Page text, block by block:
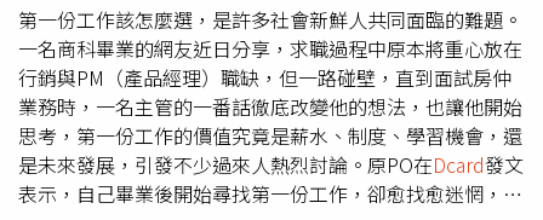
擔更多奢侈開銷，更別說存下購屋頭期款，因此忍不住感
嘆：「照這樣下去，真的還有辦法買房嗎？」然而，這份被
他形容為「月光」的收支明細曝光後，卻引來不少網友提出
不同看法，認為原PO對月光族的定義有所誤解。許多人指
出，每月投入25%的公司折扣認股，本質上屬於投資或資產
累積，而非日常消費；另外每月提撥6%的勞退自提，也屬
於退休儲蓄，因此不能直接視為把薪水「花光」。不少網友
第一份工作該怎麼選，是許多社會新鮮人共同面臨的難題。
一名商科畢業的網友近日分享，求職過程中原本將重心放在
行銷與PM（產品經理）職缺，但一路碰壁，直到面試房仲
業務時，一名主管的一番話徹底改變他的想法，也讓他開始
思考，第一份工作的價值究竟是薪水、制度、學習機會，還
是未來發展，引發不少過來人熱烈討論。原PO在Dcard發文
表示，自己畢業後開始尋找第一份工作，卻愈找愈迷惘，認